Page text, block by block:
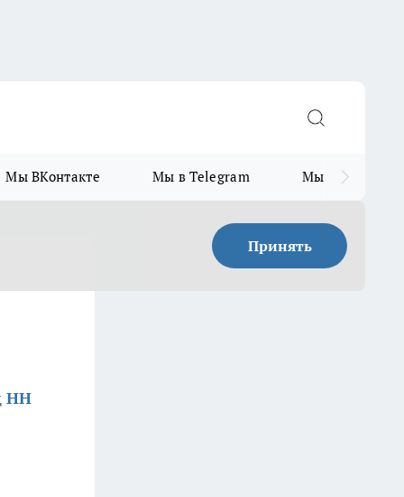
Мы ВКонтакте Мы в Telegram Мы в MAX
Принять
НН